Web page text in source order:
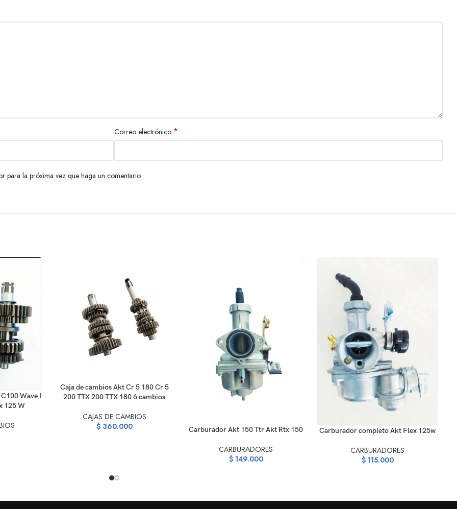
Correo electrónico *
para la próxima vez que haga un comentario.
Wave I
125 W
AÑADIR AL CARRITO
Caja de cambios Akt Cr 5 180 Cr 5
200 TTX 200 TTX 180 6 cambios
CAJAS DE CAMBIOS
$360.000 AÑADIR AL CARRITO
Carburador Akt 150 Ttr Akt Rtx 150
CARBURADORES
$149.000
AÑADIR AL CARRITO
Carburador completo Akt Flex 125w
CARBURADORES
$115.000